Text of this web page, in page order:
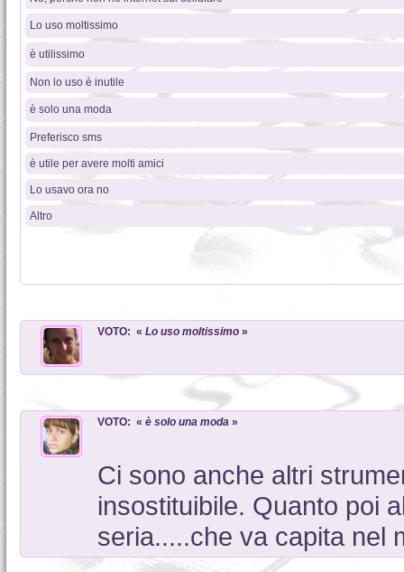
Lo uso moltissimo
è utilissimo
Non lo uso è inutile
è solo una moda
Preferisco sms
è utile per avere molti amici
Lo usavo ora no
Altro
VOTO: « Lo uso moltissimo »
VOTO: « è solo una moda »
Ci sono anche altri
insostituibile. Quanto poi
seria.....che va capita nel